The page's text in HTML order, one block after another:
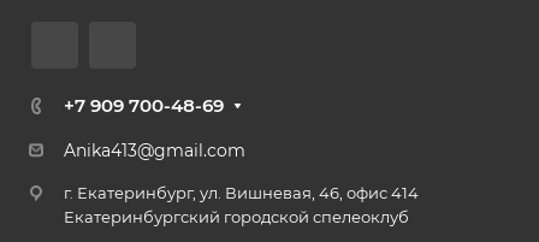
+7 909 700-48-69
Anika413@gmail.com
г. Екатеринбург, ул. Вишневая, 46, офис 414
Екатеринбургский городской спелеоклуб